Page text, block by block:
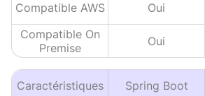
Compatible AWS
Oui
Compatible On
Premise
Oui
Caractéristiques Spring Boot